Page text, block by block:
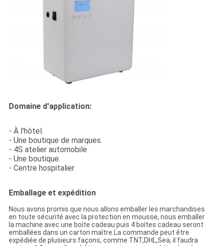
Domaine d'application:
- À l'hôtel.
- Une boutique de marques.
- 4S atelier automobile
- Une boutique.
- Centre hospitalier
Emballage et expédition
Nous avons promis que nous allons emballer les marchandises
en toute sécurité avec la protection en mousse, nous emballer
la machine avec une boîte cadeau puis 4 boîtes cadeau seront
emballées dans un carton maître.La commande peut être
expédiée de plusieurs façons, comme TNT,DHL,Sea, il faudra